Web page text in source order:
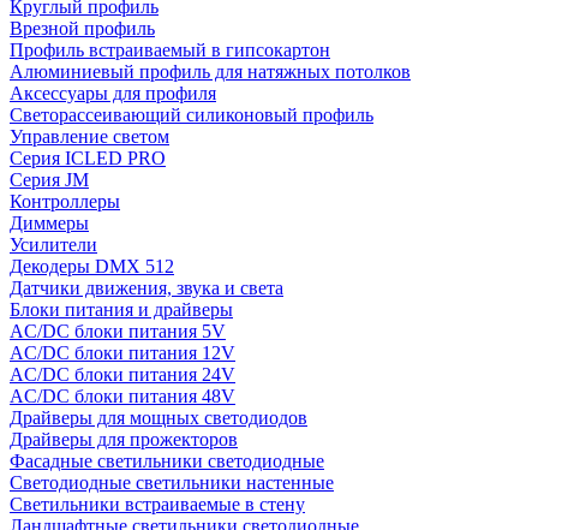
Круглый профиль
Врезной профиль
Профиль встраиваемый в гипсокартон
Алюминиевый профиль для натяжных потолков
Аксессуары для профиля
Светорассеивающий силиконовый профиль
Управление светом
Серия ICLED PRO
Серия JM
Контроллеры
Диммеры
Усилители
Декодеры DMX 512
Датчики движения, звука и света
Блоки питания и драйверы
AC/DC блоки питания 5V
AC/DC блоки питания 12V
AC/DC блоки питания 24V
AC/DC блоки питания 48V
Драйверы для мощных светодиодов
Драйверы для прожекторов
Фасадные светильники светодиодные
Светодиодные светильники настенные
Светильники встраиваемые в стену
Ландшафтные светильники светодиодные